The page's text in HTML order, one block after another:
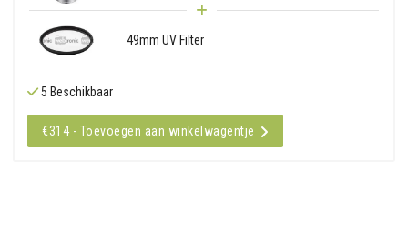
49mm UV Filter
5 Beschikbaar
€314 - Toevoegen aan winkelwagentje